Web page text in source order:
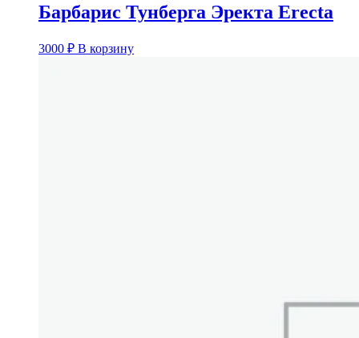
Барбарис Тунберга Эректа Erecta
3000 ₽ В корзину